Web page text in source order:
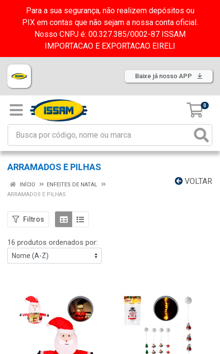
Para a sua segurança, não realizem depósitos ou
PIX em contas que não sejam a nossa conta oficial.
Nosso CNPJ é: 00.327.385/0002-87 ISSAM
IMPORTACAO E EXPORTACAO EIRELI
Baixe já nosso APP
0
ARRAMADOS E PILHAS
VOLTAR
INÍCIO
ENFEITES DE NATAL
ARRAMADOS E PILHAS
Filtros
16 produtos ordenados por: